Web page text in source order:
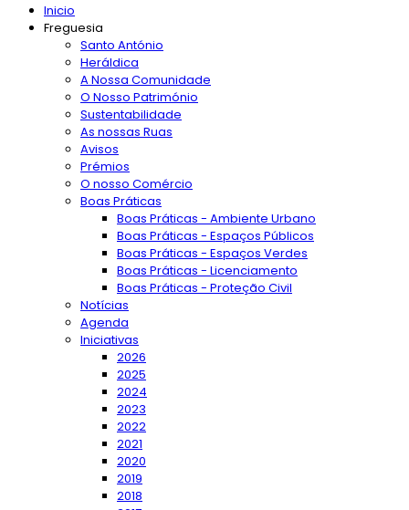
Inicio
Freguesia
Santo António
Heráldica
A Nossa Comunidade
O Nosso Património
Sustentabilidade
As nossas Ruas
Avisos
Prémios
O nosso Comércio
Boas Práticas
Boas Práticas - Ambiente Urbano
Boas Práticas - Espaços Públicos
Boas Práticas - Espaços Verdes
Boas Práticas - Licenciamento
Boas Práticas - Proteção Civil
Notícias
Agenda
Iniciativas
2026
2025
2024
2023
2022
2021
2020
2019
2018